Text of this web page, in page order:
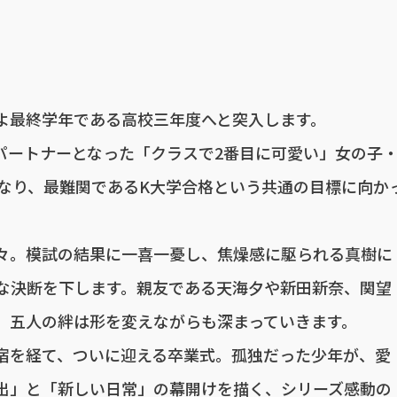
終学年である高校三年度へと突入します。
トナーとなった「クラスで2番目に可愛い」女の子
、最難関であるK大学合格という共通の目標に向か
模試の結果に一喜一憂し、焦燥感に駆られる真樹に
断を下します。親友である天海夕や新田新奈、関望
人の絆は形を変えながらも深まっていきます。
経て、ついに迎える卒業式。孤独だった少年が、愛
と「新しい日常」の幕開けを描く、シリーズ感動の